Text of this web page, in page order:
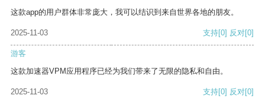
这款app的用户群体非常庞大，我可以结识到来自世界各地的朋友。
2025-11-03 支持[0] 反对[0]
游客
这款加速器VPM应用程序已经为我们带来了无限的隐私和自由。
2025-11-03 支持[0] 反对[0]